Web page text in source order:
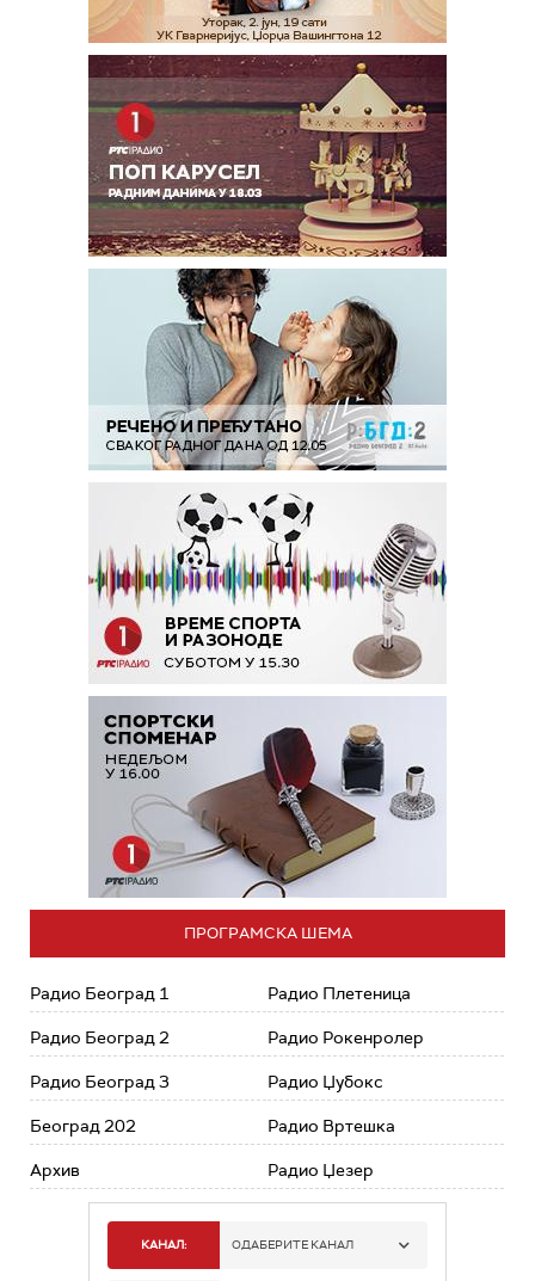
ПРОГРАМСКА ШЕМА
Радио Београд 1
Радио Београд 2
Радио Београд 3
Београд 202
Архив
Радио Плетеница
Радио Рокенролер
Радио Џубокс
Радио Вртешка
Радио Џезер
КАНАЛ: ОДАБЕРИТЕ КАНАЛ